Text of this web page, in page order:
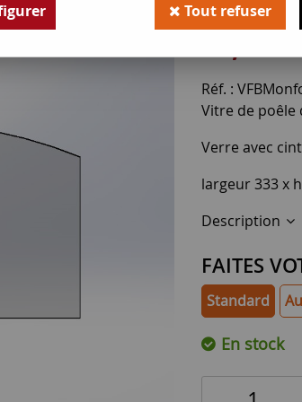
Soyez le
64,00€
Réf. :
Vitre de poêle
Verre avec
largeur 333 x
Description
FAITES
Standard
En stock
Tout refuser